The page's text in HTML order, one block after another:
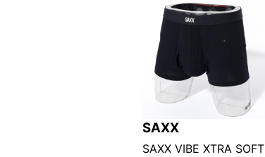
SAXX
SAXX VIBE XTRA SOFT